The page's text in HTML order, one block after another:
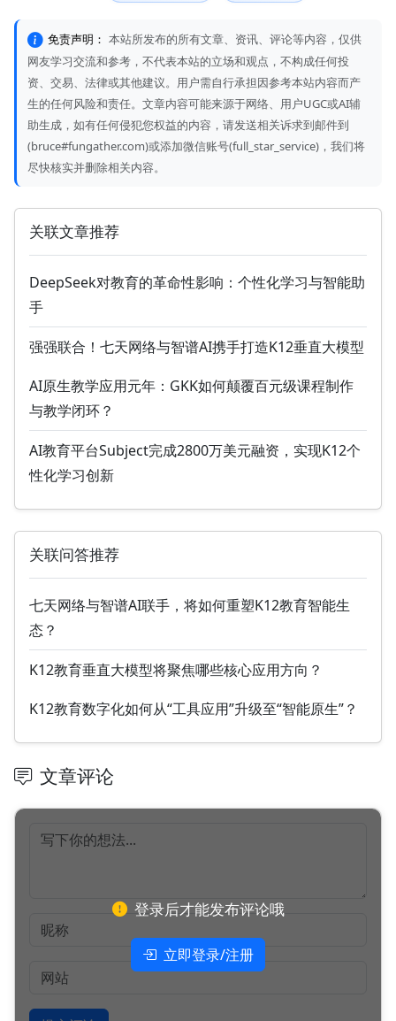
免责声明： 本站所发布的所有文章、资讯、评论等内容，仅供
网友学习交流和参考，不代表本站的立场和观点，不构成任何投
资、交易、法律或其他建议。用户需自行承担因参考本站内容而产
生的任何风险和责任。文章内容可能来源于网络、用户UGC或AI辅
助生成，如有任何侵犯您权益的内容，请发送相关诉求到邮件到
(bruce#fungather.com)或添加微信账号(full_star_service)，我们将
尽快核实并删除相关内容。
关联文章推荐
DeepSeek对教育的革命性影响：个性化学习与智能助
手
强强联合！七天网络与智谱AI携手打造K12垂直大模型
AI原生教学应用元年：GKK如何颠覆百元级课程制作
与教学闭环？
AI教育平台Subject完成2800万美元融资，实现K12个
性化学习创新
关联问答推荐
七天网络与智谱AI联手，将如何重塑K12教育智能生
态？
K12教育垂直大模型将聚焦哪些核心应用方向？
K12教育数字化如何从“工具应用”升级至“智能原生”？
文章评论
登录后才能发布评论哦
立即登录/注册